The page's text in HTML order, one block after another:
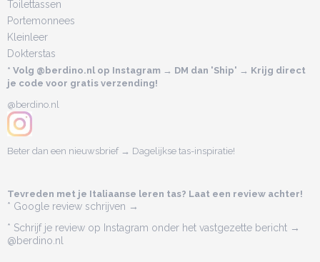
Toilettassen
Portemonnees
Kleinleer
Dokterstas
* Volg @berdino.nl op Instagram → DM dan 'Ship' → Krijg direct
je code voor gratis verzending!
@berdino.nl
Beter dan een nieuwsbrief → Dagelijkse tas-inspiratie!
Tevreden met je Italiaanse leren tas? Laat een review achter!
* Google review schrijven →
* Schrijf je review op Instagram onder het vastgezette bericht →
@berdino.nl